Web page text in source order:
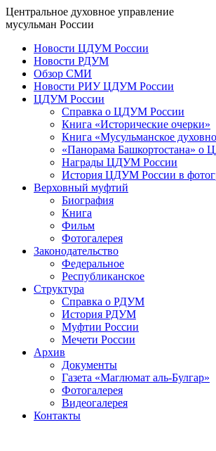
Центральное духовное управление
мусульман России
Новости ЦДУМ России
Новости РДУМ
Обзор СМИ
Новости РИУ ЦДУМ России
ЦДУМ России
Справка о ЦДУМ России
Книга «Исторические очерки»
Книга «Мусульманское
«Панорама Башкортостана» о
Награды ЦДУМ России
История ЦДУМ России в
Верховный муфтий
Биография
Книга
Фильм
Фотогалерея
Законодательство
Федеральное
Республиканское
Структура
Справка о РДУМ
История РДУМ
Муфтии России
Мечети России
Архив
Документы
Газета «Маглюмат аль-Булгар»
Фотогалерея
Видеогалерея
Контакты